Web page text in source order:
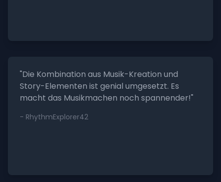
"Die Kombination aus Musik-Kreation und
Story-Elementen ist genial umgesetzt. Es
macht das Musikmachen noch spannender!"
- RhythmExplorer42